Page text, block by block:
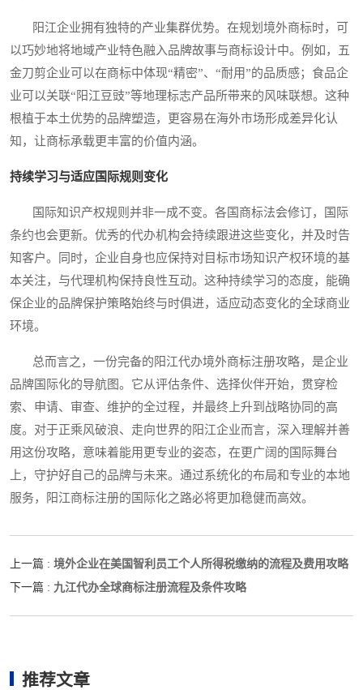
阳江企业拥有独特的产业集群优势。在规划境外商标时，可
以巧妙地将地域产业特色融入品牌故事与商标设计中。例如，五
金刀剪企业可以在商标中体现“精密”、“耐用”的品质感；食品企
业可以关联“阳江豆豉”等地理标志产品所带来的风味联想。这种
根植于本土优势的品牌塑造，更容易在海外市场形成差异化认
知，让商标承载更丰富的价值内涵。
持续学习与适应国际规则变化
国际知识产权规则并非一成不变。各国商标法会修订，国际
条约也会更新。优秀的代办机构会持续跟进这些变化，并及时告
知客户。同时，企业自身也应保持对目标市场知识产权环境的基
本关注，与代理机构保持良性互动。这种持续学习的态度，能确
保企业的品牌保护策略始终与时俱进，适应动态变化的全球商业
环境。
总而言之，一份完备的阳江代办境外商标注册攻略，是企业
品牌国际化的导航图。它从评估条件、选择伙伴开始，贯穿检
索、申请、审查、维护的全过程，并最终上升到战略协同的高
度。对于正乘风破浪、走向世界的阳江企业而言，深入理解并善
用这份攻略，意味着能用更专业的姿态，在更广阔的国际舞台
上，守护好自己的品牌与未来。通过系统化的布局和专业的本地
服务，阳江商标注册的国际化之路必将更加稳健而高效。
上一篇 : 境外企业在美国智利员工个人所得税缴纳的流程及费用攻略
下一篇 : 九江代办全球商标注册流程及条件攻略
推荐文章